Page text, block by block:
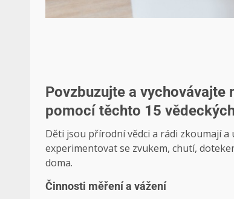
Povzbuzujte a vychovávajte
pomocí těchto 15
Děti jsou přírodní vědci a rádi zkoumají a
experimentovat se zvukem, chutí,
doma.
Činnosti měření a vážení